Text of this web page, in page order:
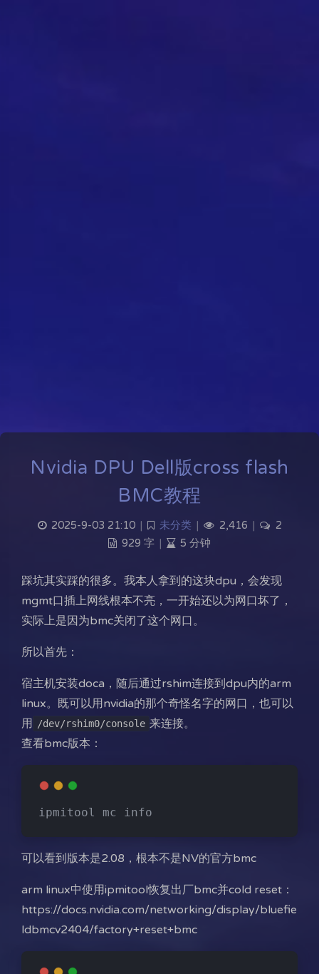
Nvidia DPU Dell版cross flash
BMC教程
2025-9-03 21:10 未分类 2,416
2
929 字
5 分钟
踩坑其实踩的很多。我本人拿到的这块dpu，会发现
mgmt口插上网线根本不亮，一开始还以为网口坏了，
实际上是因为bmc关闭了这个网口。
所以首先：
宿主机安装doca，随后通过rshim连接到dpu内的arm
linux。既可以用nvidia的那个奇怪名字的网口，也可以
用
/dev/rshim0/console 来连接。
查看bmc版本：
ipmitool mc info
可以看到版本是2.08，根本不是NV的官方bmc
arm linux中使用ipmitool恢复出厂bmc并cold reset：
https://docs.nvidia.com/networking/display/bluefie
ldbmcv2404/factory+reset+bmc